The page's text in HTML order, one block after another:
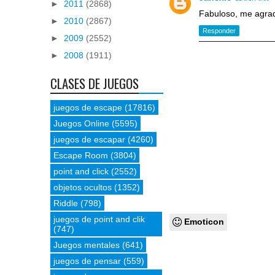
Fabuloso, me
Responder
Emoticon
► 2011 (2868)
► 2010 (2867)
► 2009 (2552)
► 2008 (1911)
CLASES DE JUEGOS
juegos de escape (17816)
Juegos Online (5595)
juegos de escapar (4260)
Escape Room (3804)
point and click (2552)
objetos ocultos (1352)
Riddle (798)
juegos de point and clik
(747)
Juegos mentales (641)
juegos de pensar (559)